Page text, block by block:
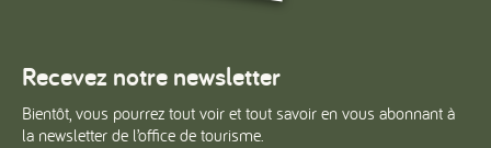
Recevez notre newsletter
Bientôt, vous pourrez tout voir et tout savoir en vous abonnant à
la newsletter de l’office de tourisme.